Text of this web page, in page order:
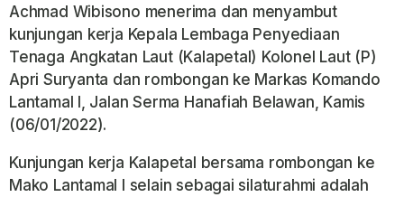
Achmad Wibisono menerima dan menyambut
kunjungan kerja Kepala Lembaga Penyediaan
Tenaga Angkatan Laut (Kalapetal) Kolonel Laut (P)
Apri Suryanta dan rombongan ke Markas Komando
Lantamal I, Jalan Serma Hanafiah Belawan, Kamis
(06/01/2022).
Kunjungan kerja Kalapetal bersama rombongan ke
Mako Lantamal I selain sebagai silaturahmi adalah